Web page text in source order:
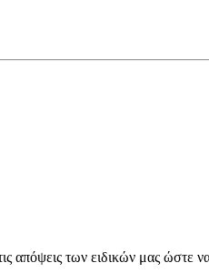
απόψεις των ειδικών μας ώστε